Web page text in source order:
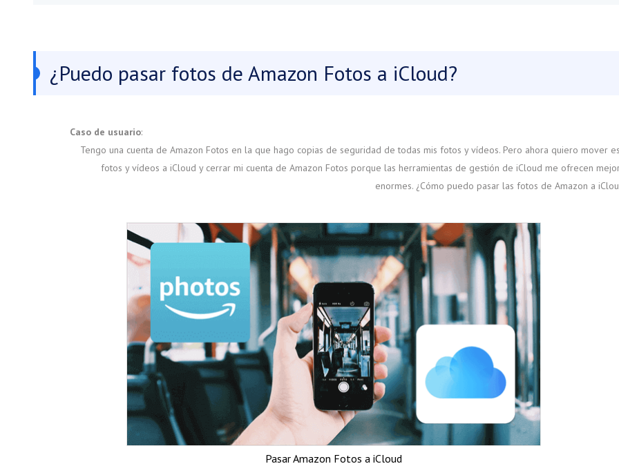
¿Puedo pasar fotos de Amazon Fotos a iCloud?
Caso de usuario:
Tengo una cuenta de Amazon Fotos en la que hago copias de seguridad de todas mis fotos y vídeos. Pero ahora quiero mover
fotos y vídeos a iCloud y cerrar mi cuenta de Amazon Fotos porque las herramientas de gestión de iCloud me ofrecen
enormes. ¿Cómo puedo pasar las fotos de Amazon a
Pasar Amazon Fotos a iCloud